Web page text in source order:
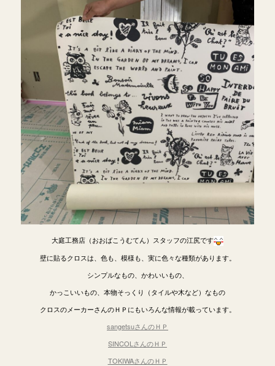
大庭工務店（おおばこうむてん）スタッフの江尻です
壁に貼るクロスは、色も、模様も、実に色々な種類があります。
シンプルなもの、かわいいもの、
かっこいいもの、本物そっくり（タイルや木など）なもの
クロスのメーカーさんのＨＰにもいろんな情報が載っています。
sangetsuさんのＨＰ
SINCOLさんのＨＰ
TOKIWAさんのＨＰ